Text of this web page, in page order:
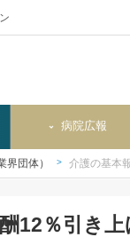
病院広報
界団体） 介護の基本
12％引き